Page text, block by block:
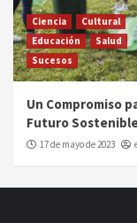
Ciencia
Cultural
Educación
Salud
Sucesos
Un Compromiso
Futuro
17 de mayo de 2023